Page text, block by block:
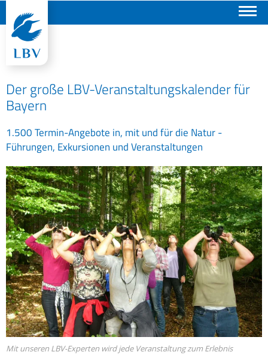
Der große LBV-Veranstaltungskalender für
Bayern
1.500 Termin-Angebote in, mit und für die Natur -
Führungen, Exkursionen und Veranstaltungen
Mit unseren LBV-Experten wird jede Veranstaltung zum Erlebnis